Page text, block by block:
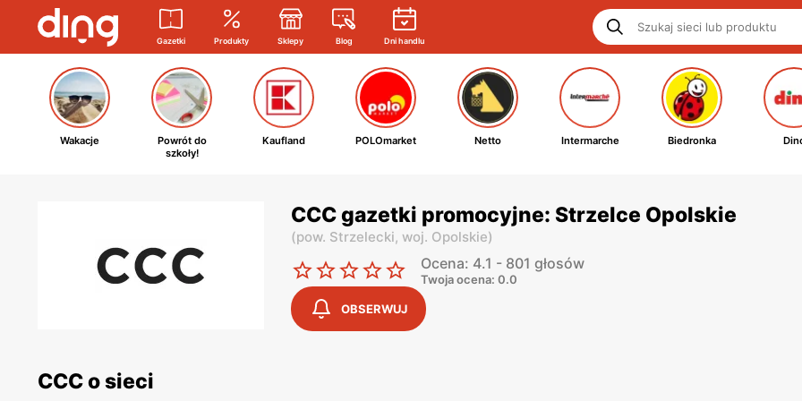
Gazetki Produkty Sklepy Blog Dni handlu
Wakacje
Powrót do
szkoły!
Kaufland POLOmarket Netto Intermarche Biedronka
CCC gazetki promocyjne: Strzelce Opolskie
(pow. Strzelecki, woj. Opolskie)
Ocena: 4.1 - 801 głosów
Twoja ocena: 0.0
OBSERWUJ
CCC o sieci